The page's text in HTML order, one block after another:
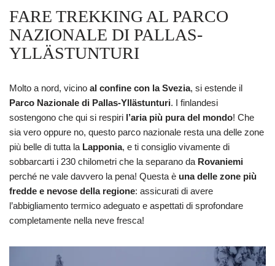
FARE TREKKING AL PARCO
NAZIONALE DI PALLAS-
YLLÄSTUNTURI
Molto a nord, vicino al confine con la Svezia, si estende il
Parco Nazionale di Pallas-Yllästunturi. I finlandesi
sostengono che qui si respiri l’aria più pura del mondo! Che
sia vero oppure no, questo parco nazionale resta una delle zone
più belle di tutta la Lapponia, e ti consiglio vivamente di
sobbarcarti i 230 chilometri che la separano da Rovaniemi
perché ne vale davvero la pena! Questa è una delle zone più
fredde e nevose della regione: assicurati di avere
l’abbigliamento termico adeguato e aspettati di sprofondare
completamente nella neve fresca!